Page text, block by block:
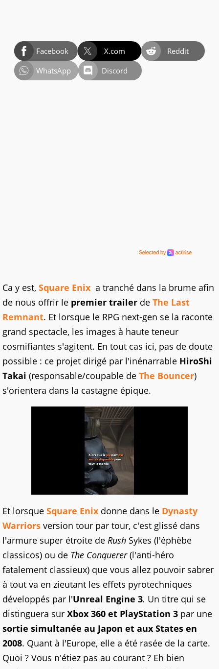
Facebook X.com
Reddit
WhatsApp
Discord
Ca y est, Square Enix a tranché dans la brume afin
de nous offrir le premier trailer de The Last
Remnant. Et lorsque le RPG next-gen se la raconte
grand spectacle, les images à haute teneur
cosmifiantes s'agitent. En tout cas ici, pas de doute
possible : ce projet dirigé par l'inénarrable HiroShi
Takai (responsable/coupable de The Bouncer)
s'orientera dans la castagne épique.
Et lorsque Square Enix donne dans le Dynasty
Warriors version tour par tour, c'est glissé dans
l'armure super étroite de Rush Sykes (l'éphèbe
classicos) ou de The Conquerer(l'anti-héro
fatalement classieux) que vous allez pouvoir sabrer
à tout va en zieutant les effets pyrotechniques
développés par l'Unreal Engine 3. Un titre qui se
distinguera sur Xbox 360 et PlayStation 3 par une
sortie simultanée au Japon et aux States en
2008. Quant à l'Europe, elle a été rasée de la carte.
Quoi ? Vous n'étiez pas au courant ? Eh bien